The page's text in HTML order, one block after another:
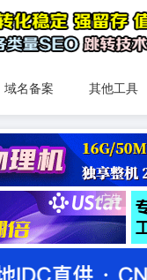
域名备案 其他工具
广告